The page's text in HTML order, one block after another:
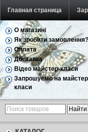
Главная страница
Обратная связь
О магазині
Як зробити замовлення?
Оплата
Доставка
Відео майстер-класи
Запрошуємо на
класи